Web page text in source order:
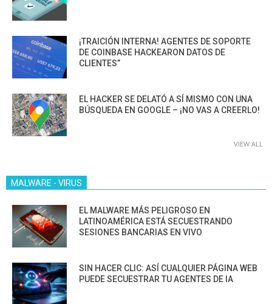
¡TRAICIÓN INTERNA! AGENTES DE SOPORTE
DE COINBASE HACKEARON DATOS DE
CLIENTES”
EL HACKER SE DELATÓ A SÍ MISMO CON UNA
BÚSQUEDA EN GOOGLE – ¡NO VAS A CREERLO!
VIEW ALL
MALWARE - VIRUS
EL MALWARE MÁS PELIGROSO EN
LATINOAMÉRICA ESTÁ SECUESTRANDO
SESIONES BANCARIAS EN VIVO
SIN HACER CLIC: ASÍ CUALQUIER PÁGINA WEB
PUEDE SECUESTRAR TU AGENTES DE IA